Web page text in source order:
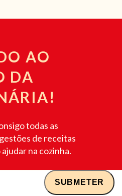
AO
DA
todas as
de receitas
na cozinha.